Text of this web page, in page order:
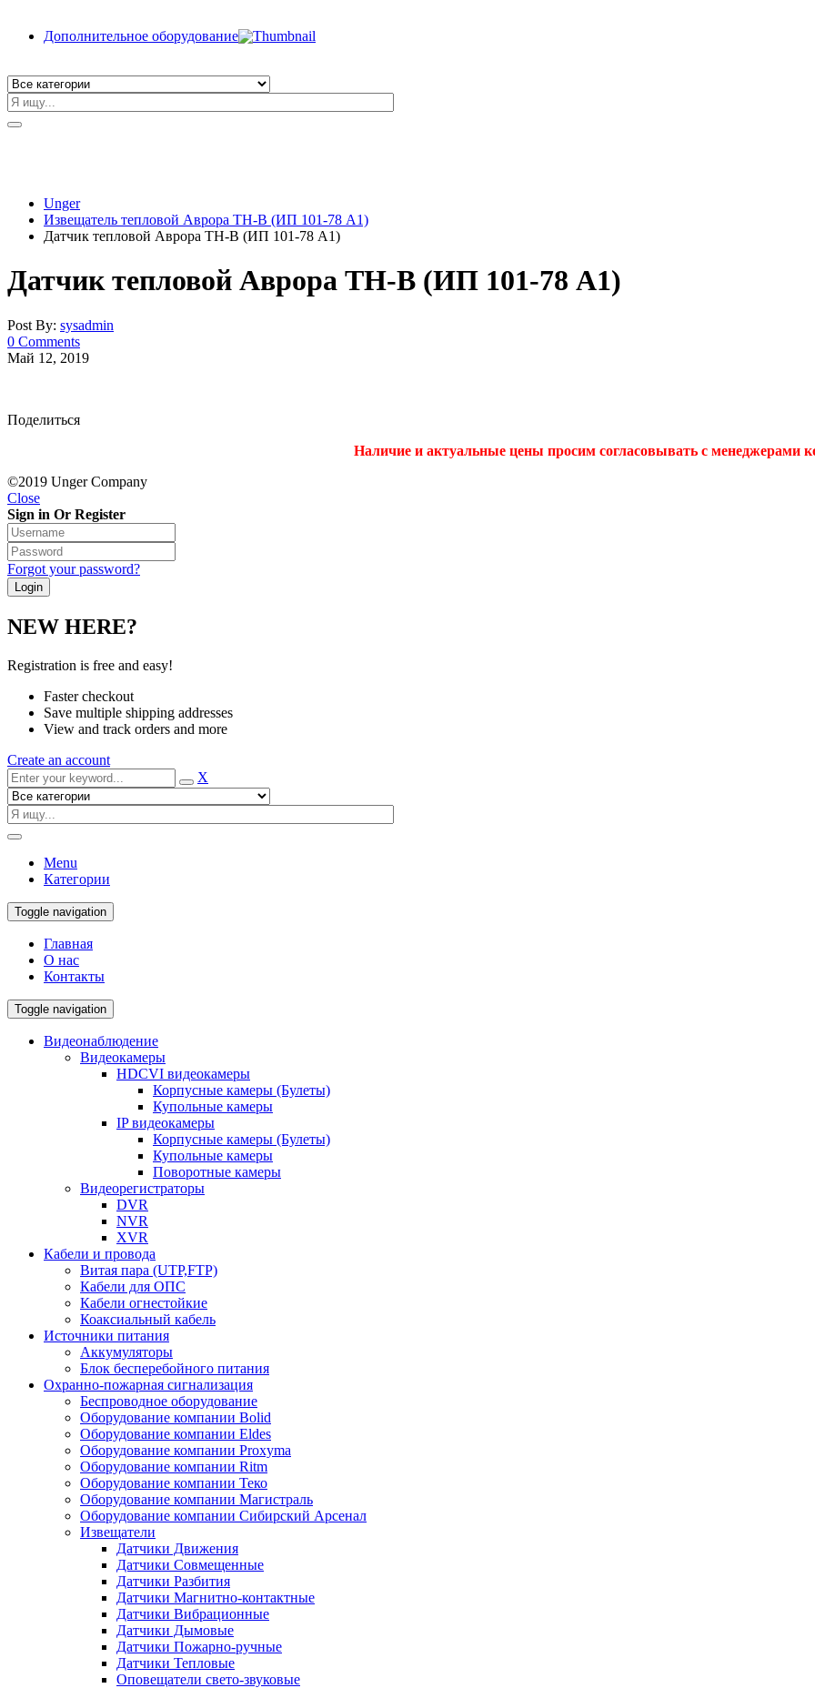
Дополнительное оборудование
Unger
Извещатель тепловой Аврора ТН-В (ИП 101-78 А1)
Датчик тепловой Аврора ТН-В (ИП 101-78 А1)
Датчик тепловой Аврора ТН-В (ИП 101-78 А1)
Post By: sysadmin
0 Comments
Май 12, 2019
Поделиться
Наличие и актуальные цены просим согласовывать с менеджерами
©2019 Unger Company
Close
Sign in Or Register
Forgot your password?
NEW HERE?
Registration is free and easy!
Faster checkout
Save multiple shipping addresses
View and track orders and more
Create an account
X
Menu
Категории
Toggle navigation
Главная
О нас
Контакты
Toggle navigation
Видеонаблюдение
Видеокамеры
HDCVI видеокамеры
Корпусные камеры (Булеты)
Купольные камеры
IP видеокамеры
Корпусные камеры (Булеты)
Купольные камеры
Поворотные камеры
Видеорегистраторы
DVR
NVR
XVR
Кабели и провода
Витая пара (UTP,FTP)
Кабели для ОПС
Кабели огнестойкие
Коаксиальный кабель
Источники питания
Аккумуляторы
Блок бесперебойного питания
Охранно-пожарная сигнализация
Беспроводное оборудование
Оборудование компании Bolid
Оборудование компании Eldes
Оборудование компании Proxyma
Оборудование компании Ritm
Оборудование компании Теко
Оборудование компании Магистраль
Оборудование компании Сибирский Арсенал
Извещатели
Датчики Движения
Датчики Совмещенные
Датчики Разбития
Датчики Магнитно-контактные
Датчики Вибрационные
Датчики Дымовые
Датчики Пожарно-ручные
Датчики Тепловые
Оповещатели свето-звуковые